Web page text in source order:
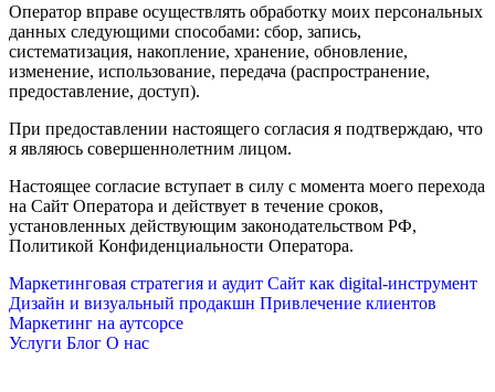
Оператор вправе осуществлять обработку моих персональных
данных следующими способами: сбор, запись,
систематизация, накопление, хранение, обновление,
изменение, использование, передача (распространение,
предоставление, доступ).
При предоставлении настоящего согласия я подтверждаю, что
я являюсь совершеннолетним лицом.
Настоящее согласие вступает в силу с момента моего перехода
на Сайт Оператора и действует в течение сроков,
установленных действующим законодательством РФ,
Политикой Конфиденциальности Оператора.
Маркетинговая стратегия и аудит Сайт как digital-инструмент
Дизайн и визуальный продакшн Привлечение клиентов
Маркетинг на аутсорсе
Услуги Блог О нас